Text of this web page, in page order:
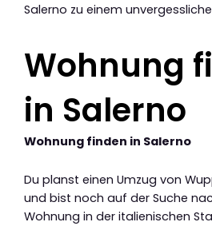
Salerno zu einem
Wohnung
in Salerno
Wohnung finden in Salerno
Du planst einen Umzug von
und bist noch auf der Suche
Wohnung in der italienischen